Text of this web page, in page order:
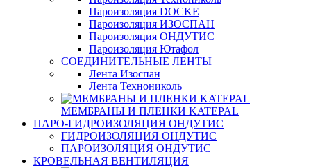
Пароизоляция DOCKE
Пароизоляция ИЗОСПАН
Пароизоляция ОНДУТИС
Пароизоляция Ютафол
СОЕДИНИТЕЛЬНЫЕ ЛЕНТЫ
Лента Изоспан
Лента Технониколь
МЕМБРАНЫ И ПЛЕНКИ KATEPAL
ПАРО-ГИДРОИЗОЛЯЦИЯ ОНДУТИС
ГИДРОИЗОЛЯЦИЯ ОНДУТИС
ПАРОИЗОЛЯЦИЯ ОНДУТИС
КРОВЕЛЬНАЯ ВЕНТИЛЯЦИЯ